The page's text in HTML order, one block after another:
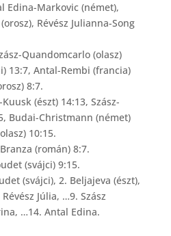
Edina-Markovic (német),
Révész Julianna-Song
Quandomcarlo (olasz)
13:7, Antal-Rembi (francia)
8:7.
Kuusk (észt) 14:13, Szász-
Budai-Christmann (német)
10:15.
(román) 8:7.
(svájci) 9:15.
(svájci), 2. Beljajeva (észt),
Júlia, …9. Szász
…14. Antal Edina.